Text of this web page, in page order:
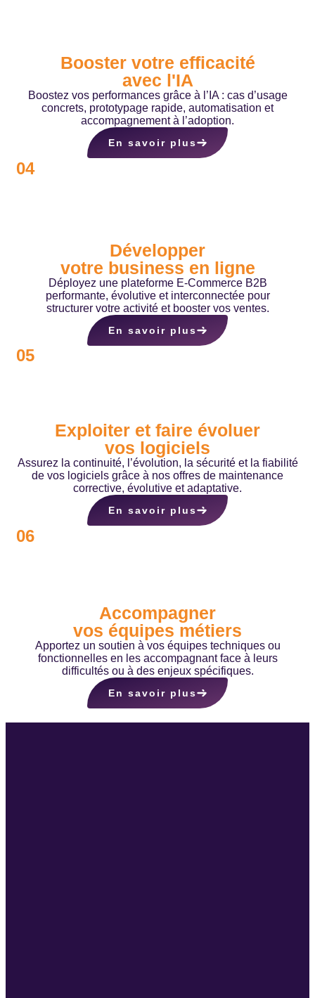
Booster votre efficacité
avec l'IA
Boostez vos performances grâce à l’IA : cas d’usage
concrets, prototypage rapide, automatisation et
accompagnement à l’adoption.
En savoir plus
04
Développer
votre business en ligne
Déployez une plateforme E-Commerce B2B
performante, évolutive et interconnectée pour
structurer votre activité et booster vos ventes.
En savoir plus
05
Exploiter et faire évoluer
vos logiciels
Assurez la continuité, l’évolution, la sécurité et la fiabilité
de vos logiciels grâce à nos offres de maintenance
corrective, évolutive et adaptative.
En savoir plus
06
Accompagner
vos équipes métiers
Apportez un soutien à vos équipes techniques ou
fonctionnelles en les accompagnant face à leurs
difficultés ou à des enjeux spécifiques.
En savoir plus